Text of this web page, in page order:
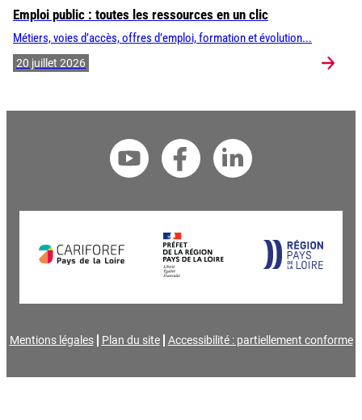
Emploi public : toutes les ressources en un clic
Métiers, voies d’accès, offres d’emploi, formation et évolution...
20 juillet 2026
Mentions légales Plan du site Accessibilité : partiellement conforme